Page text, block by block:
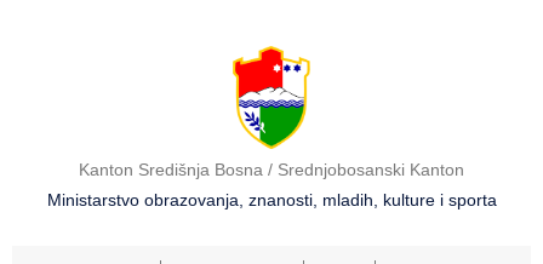
Kanton Središnja Bosna / Srednjobosanski Kanton
Ministarstvo obrazovanja, znanosti, mladih, kulture i sporta